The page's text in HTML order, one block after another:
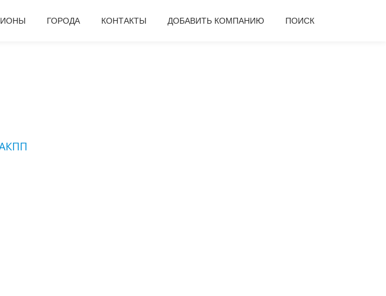
ГОРОДА КОНТАКТЫ ДОБАВИТЬ КОМПАНИЮ ПОИСК